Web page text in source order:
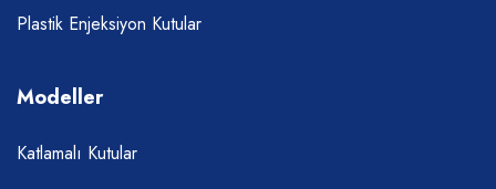
Plastik Enjeksiyon Kutular
Modeller
Katlamalı Kutular